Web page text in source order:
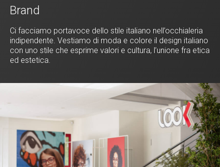
Brand
Ci facciamo portavoce dello stile italiano nell’occhialeria
indipendente. Vestiamo di moda e colore il design italiano
con uno stile che esprime valori e cultura, l’unione fra etica
ed estetica.